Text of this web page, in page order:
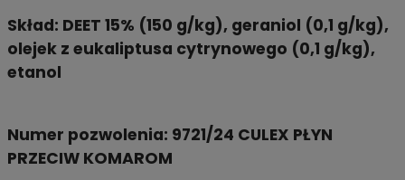
Skład: DEET 15% (150 g/kg), geraniol (0,1 g/kg),
olejek z eukaliptusa cytrynowego (0,1 g/kg),
etanol
Numer pozwolenia: 9721/24 CULEX PŁYN
PRZECIW KOMAROM